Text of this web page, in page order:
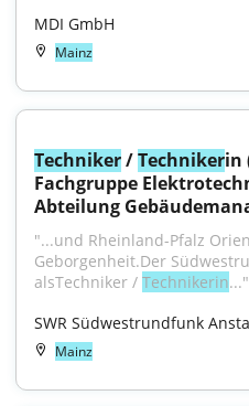
MDI GmbH
Mainz
Techniker / Technikerin
Fachgruppe
Abteilung
"...und Rheinland-Pfalz
Geborgenheit.Der
alsTechniker / Technikerin..."
SWR Südwestrundfunk
Mainz